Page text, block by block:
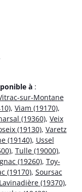
à :
sur-Montane
, Viam (19170),
(19360), Veix
(19130), Varetz
(19140), Ussel
, Tulle (19000),
(19260), Toy-
(19170), Soursac
(19370),